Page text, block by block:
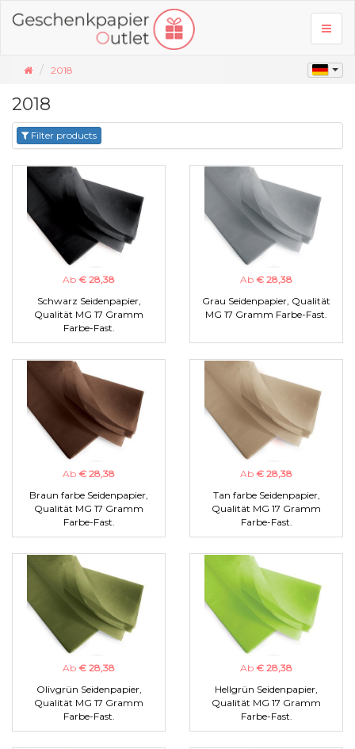
2018
2018
Filter products
Ab € 28,38
Schwarz Seidenpapier,
Qualität MG 17 Gramm
Farbe-Fast.
Ab € 28,38
Grau Seidenpapier, Qualität
MG 17 Gramm Farbe-Fast.
Ab € 28,38
Braun farbe Seidenpapier,
Qualität MG 17 Gramm
Farbe-Fast.
Ab € 28,38
Tan farbe Seidenpapier,
Qualität MG 17 Gramm
Farbe-Fast.
Ab € 28,38
Olivgrün Seidenpapier,
Qualität MG 17 Gramm
Farbe-Fast.
Ab € 28,38
Hellgrün Seidenpapier,
Qualität MG 17 Gramm
Farbe-Fast.